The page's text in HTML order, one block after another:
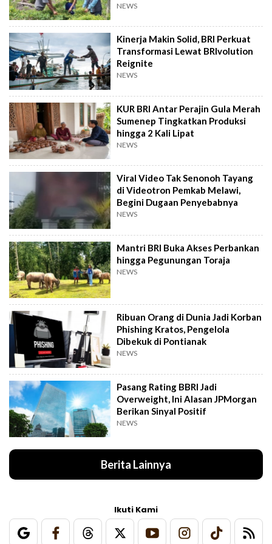
NEWS
Kinerja Makin Solid, BRI Perkuat
Transformasi Lewat BRIvolution
Reignite
NEWS
KUR BRI Antar Perajin Gula Merah
Sumenep Tingkatkan Produksi
hingga 2 Kali Lipat
NEWS
Viral Video Tak Senonoh Tayang
di Videotron Pemkab Melawi,
Begini Dugaan Penyebabnya
NEWS
Mantri BRI Buka Akses Perbankan
hingga Pegunungan Toraja
NEWS
Ribuan Orang di Dunia Jadi Korban
Phishing Kratos, Pengelola
Dibekuk di Pontianak
NEWS
Pasang Rating BBRI Jadi
Overweight, Ini Alasan JPMorgan
Berikan Sinyal Positif
NEWS
Berita Lainnya
Ikuti Kami